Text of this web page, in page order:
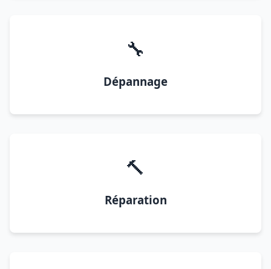
🔧
Dépannage
🔨
Réparation